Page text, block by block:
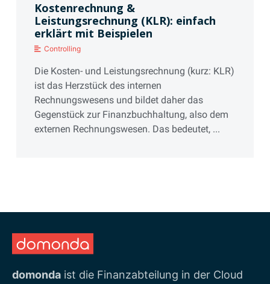
Kostenrechnung &
Leistungsrechnung (KLR): einfach
erklärt mit Beispielen
Controlling
Die Kosten- und Leistungsrechnung (kurz: KLR)
ist das Herzstück des internen
Rechnungswesens und bildet daher das
Gegenstück zur Finanzbuchhaltung, also dem
externen Rechnungswesen. Das bedeutet, ...
domonda ist die Finanzabteilung in der Cloud